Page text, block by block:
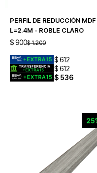
PERFIL DE REDUCCIÓN MDF
L=2.4M - ROBLE CLARO
$900$ 1.200
$612
$612
$ 536